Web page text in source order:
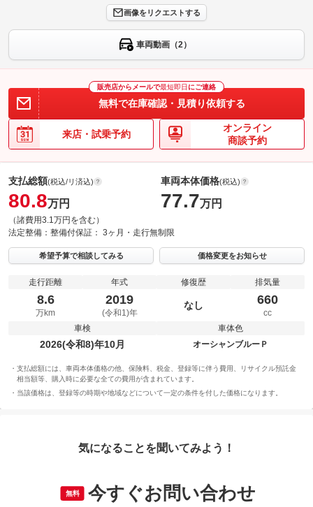
画像をリクエストする
車両動画（2）
販売店からメールで最短即日 にご連絡
無料で在庫確認・見積り依頼する
来店・試乗予約
オンライン
商談予約
支払総額(税込/リ済込)
80.8万円
（諸費用3.1万円を含む）
車両本体価格(税込)
77.7万円
法定整備： 整備付保証： 3ヶ月・走行無制限
希望予算で相談してみる 価格変更をお知らせ
走行距離
8.6
万km
年式
2019
(令和1)年
修復歴
なし
排気量
660
cc
車検
2026(令和8)年10月
車体色
オーシャンブルーＰ
支払総額には、車両本体価格の他、保険料、税金、登録等に伴う費用、リサイクル預託金
相当額等、購入時に必要な全ての費用が含まれています。
当該価格は、登録等の時期や地域などについて一定の条件を付した価格になります。
気になることを聞いてみよう！
無料 今すぐお問い合わせ